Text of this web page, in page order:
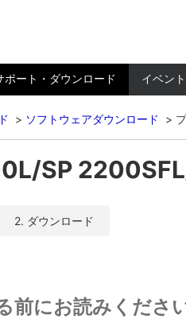
ポート・ダウンロード イベン
ソフトウェアダウンロード
SP
2. ダウンロード
前にお読みくださ